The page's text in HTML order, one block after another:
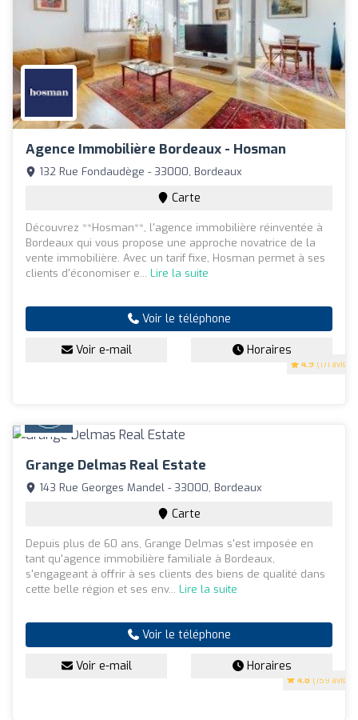
Agence Immobilière Bordeaux - Hosman
4.9 (171 avis)
132 Rue Fondaudège - 33000, Bordeaux
Carte
Découvrez **Hosman**, l'agence immobilière réinventée à
Bordeaux qui vous propose une approche novatrice de la
vente immobilière. Avec un tarif fixe, Hosman permet à ses
clients d'économiser e... Lire la suite
Voir le téléphone
Voir e-mail Horaires
Grange Delmas Real Estate
4.8 (159 avis)
143 Rue Georges Mandel - 33000, Bordeaux
Carte
Depuis plus de 60 ans, Grange Delmas s'est imposée en
tant qu'agence immobilière familiale à Bordeaux,
s'engageant à offrir à ses clients des biens de qualité dans
cette belle région et ses env... Lire la suite
Voir le téléphone
Voir e-mail Horaires